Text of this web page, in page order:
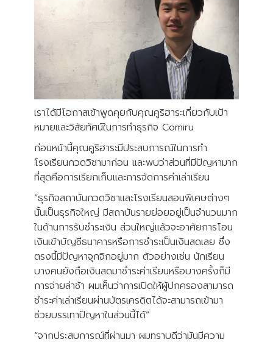
เราได้มีโอกาสเข้าพูดคุยกับคุณคูริฮาระเกี่ยวกับเป้า
หมายและวิสัยทัศน์ในการทำธุรกิจ Comiru
ก่อนหน้านี้คุณคูริฮาระมีประสบการณ์ในการทำ
โรงเรียนกวดวิชามาก่อน และพบว่าส่วนที่มีปัญหามาก
ที่สุดคือการเรียกเก็บและการจัดการค่าเล่าเรียน
“ธุรกิจสถาบันกวดวิชาและโรงเรียนสอนพิเศษต่างๆ
นั้นเป็นธุรกิจใหญ่ มีสถาบันรายย่อยอยู่เป็นจำนวนมาก
ในด้านการรับชำระเงิน ส่วนใหญ่แล้วจะอาศัยการโอน
เงินเข้าบัญชีธนาคารหรือการชำระเป็นเงินสดเลย ซึ่ง
ตรงนี้มีปัญหาจุกจิกอยู่มาก ตัวอย่างเช่น นักเรียน
บางคนยังถือเงินสดมาชำระค่าเรียนหรือบางครั้งก็มี
การจ่ายล่าช้า ผมเห็นว่าการเปิดให้ผู้ปกครองสามารถ
ชำระค่าเล่าเรียนผ่านบัตรเครดิตได้จะสามารถเข้ามา
ช่วยบรรเทาปัญหาในส่วนนี้ได้”
“จากประสบการณ์ที่ผ่านมา ผมทราบดีว่ามันมีความ